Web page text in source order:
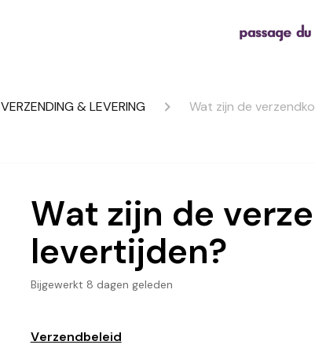
VERZENDING & LEVERING Wat zijn de
Wat zijn de
levertijden?
Bijgewerkt 8 dagen geleden
Verzendbeleid